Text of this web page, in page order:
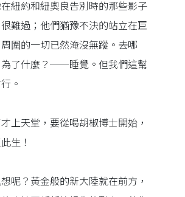
紐約和紐奧良告別時的那些影子
難過；他們猶豫不決的站立在巨
圍的一切已然淹沒無蹤。去哪
為了什麼？──睡覺。但我們這幫
。
上天堂，要從喝胡椒博士開始，
生！
呢？黃金般的新大陸就在前方，